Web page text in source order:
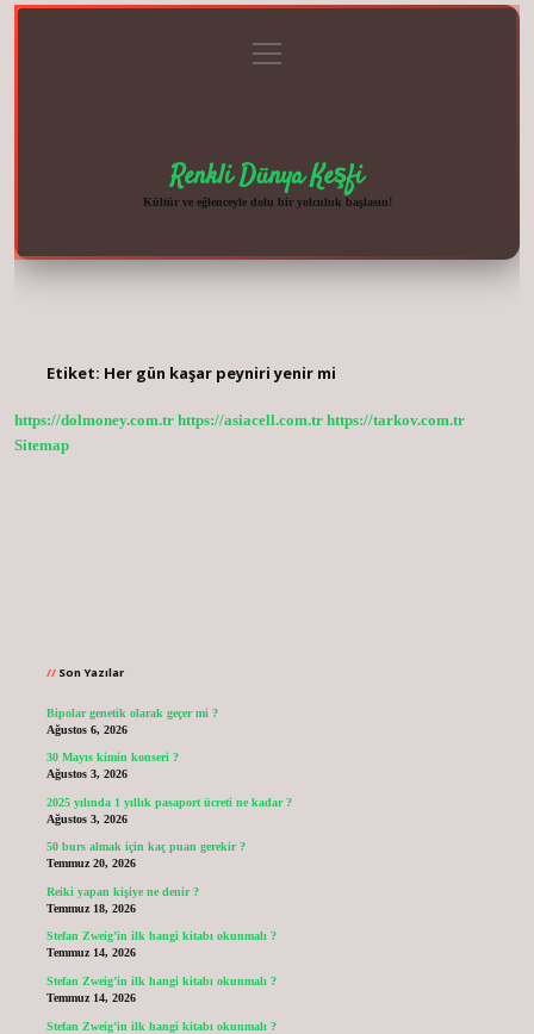
menüyü
aç
Renkli Dünya Keşfi
Kültür ve eğlenceyle dolu bir yolculuk başlasın!
Etiket: Her gün kaşar peyniri yenir mi
https://dolmoney.com.tr https://asiacell.com.tr https://tarkov.com.tr
Sitemap
Son Yazılar
Bipolar genetik olarak geçer mi ?
Ağustos 6, 2026
30 Mayıs kimin konseri ?
Ağustos 3, 2026
2025 yılında 1 yıllık pasaport ücreti ne kadar ?
Ağustos 3, 2026
50 burs almak için kaç puan gerekir ?
Temmuz 20, 2026
Reiki yapan kişiye ne denir ?
Temmuz 18, 2026
Stefan Zweig’in ilk hangi kitabı okunmalı ?
Temmuz 14, 2026
Stefan Zweig’in ilk hangi kitabı okunmalı ?
Temmuz 14, 2026
Stefan Zweig’in ilk hangi kitabı okunmalı ?